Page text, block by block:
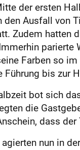
der ersten
den Ausfall von
Zudem hatten
parierte
Farben so
Führung bis zur
bot sich
die
dass
nun in